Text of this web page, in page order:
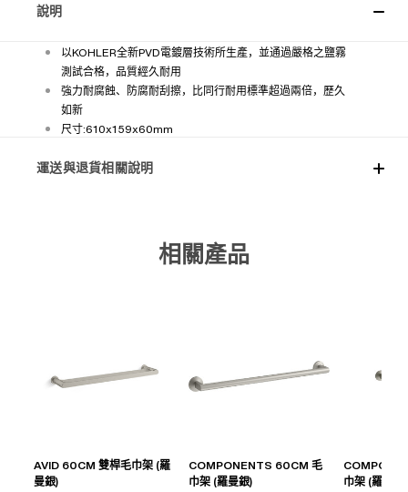
說明
以KOHLER全新PVD電鍍層技術所生產，並通過嚴格之鹽霧
測試合格，品質經久耐用
強力耐腐蝕、防腐耐刮擦，比同行耐用標準超過兩倍，歷久
如新
尺寸:610x159x60mm
運送與退貨相關說明
相關產品
AVID 60CM 雙桿毛巾架 (羅
曼銀)
COMPONENTS 60CM 毛
巾架 (羅曼銀)
巾架 (羅曼銀)